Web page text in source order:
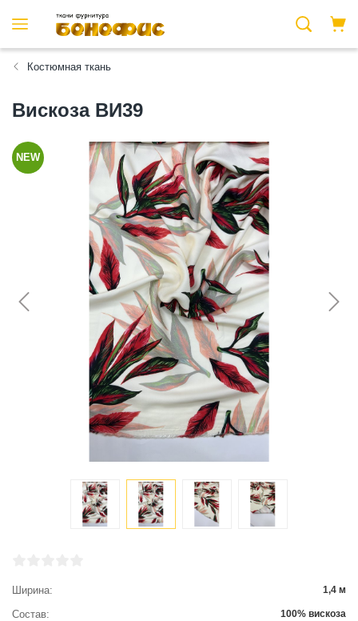
Костюмная ткань
Вискоза ВИ39
NEW
Ширина 1,4 м
Состав 100% вискоза